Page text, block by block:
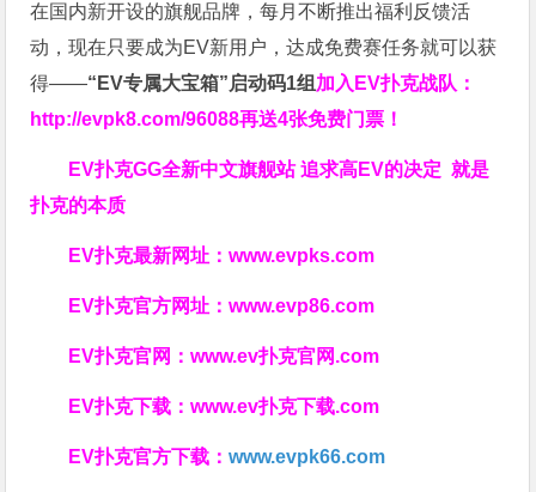
在国内新开设的旗舰品牌，每月不断推出福利反馈活
动，现在只要成为EV新用户，达成免费赛任务就可以获
得——“EV专属大宝箱”启动码1组加入EV扑克战队：
http://evpk8.com/96088再送4张免费门票！
EV扑克GG全新中文旗舰站追求高EV的决定就是
扑克的本质
EV扑克最新网址：www.evpks.com
EV扑克官方网址：www.evp86.com
EV扑克官网：www.ev扑克官网.com
EV扑克下载：www.ev扑克下载.com
EV扑克官方下载：www.evpk66.com